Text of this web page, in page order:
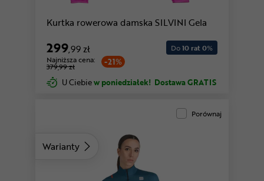
Kurtka rowerowa damska SILVINI Gela
299,99 zł
-21%
Najniższa cena:
379,99 zł
Do10 rat 0%
U Ciebiew poniedziałek! Dostawa GRATIS
Warianty
Porównaj